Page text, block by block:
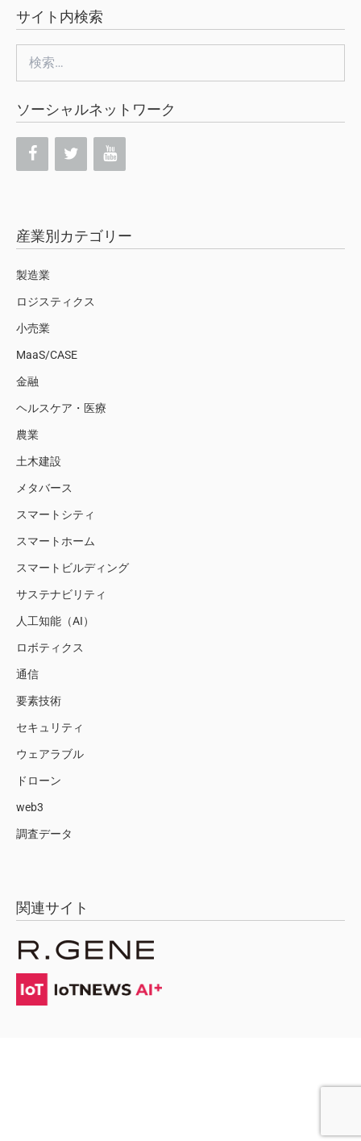
サイト内検索
索:
ソーシャルネットワーク
産業別カテゴリー
製造業
ロジスティクス
小売業
MaaS/CASE
金融
ヘルスケア・医療
農業
土木建設
メタバース
スマートシティ
スマートホーム
スマートビルディング
サステナビリティ
人工知能（AI）
ロボティクス
通信
要素技術
セキュリティ
ウェアラブル
ドローン
web3
調査データ
関連サイト